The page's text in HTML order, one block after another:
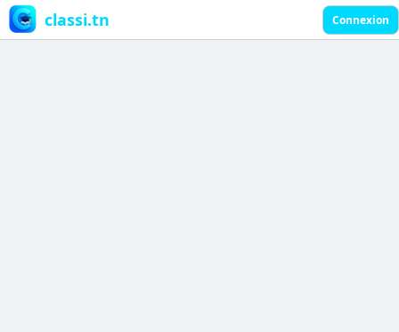
classi.tn Connexion